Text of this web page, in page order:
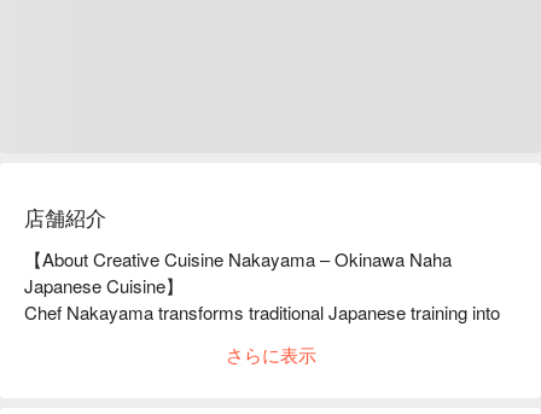
店舗紹介
【About Creative Cuisine Nakayama – Okinawa Naha
Japanese Cuisine】
Chef Nakayama transforms traditional Japanese training into
Enjoy creations like bagna cauda with tuna and bonito lees,
さらに表示